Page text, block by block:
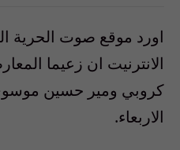
اورد موقع صوت الحرية
الانترنيت ان زعيما
كروبي ومير حسين
الاربعاء.